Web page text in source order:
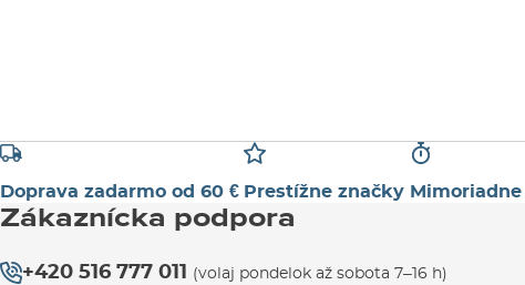
Doprava zadarmo od 60 € Prestížne značky
Zákaznícka podpora
+420 516 777 011 (volaj pondelok až sobota 7–16 h)